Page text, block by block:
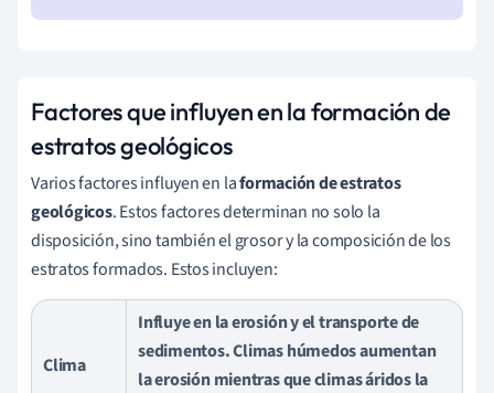
Factores que influyen en la formación de
estratos geológicos
Varios factores influyen en laformación de estratos
geológicos. Estos factores determinan no solo la
disposición, sino también el grosor y la composición de los
estratos formados. Estos incluyen:
Clima
Influye en la erosión y el transporte de
sedimentos. Climas húmedos aumentan
la erosión mientras que climas áridos la